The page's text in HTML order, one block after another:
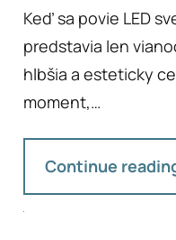
Keď sa povie LED
predstavia len
hlbšia a esteticky
moment,…
Continue